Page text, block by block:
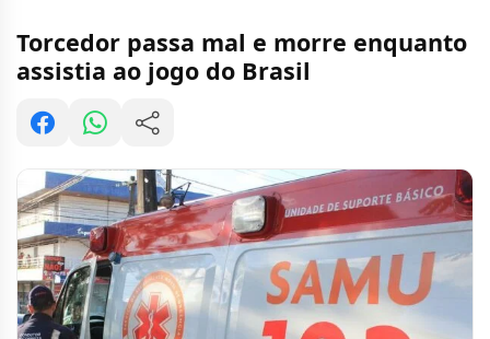
Torcedor passa mal e morre enquanto
assistia ao jogo do Brasil